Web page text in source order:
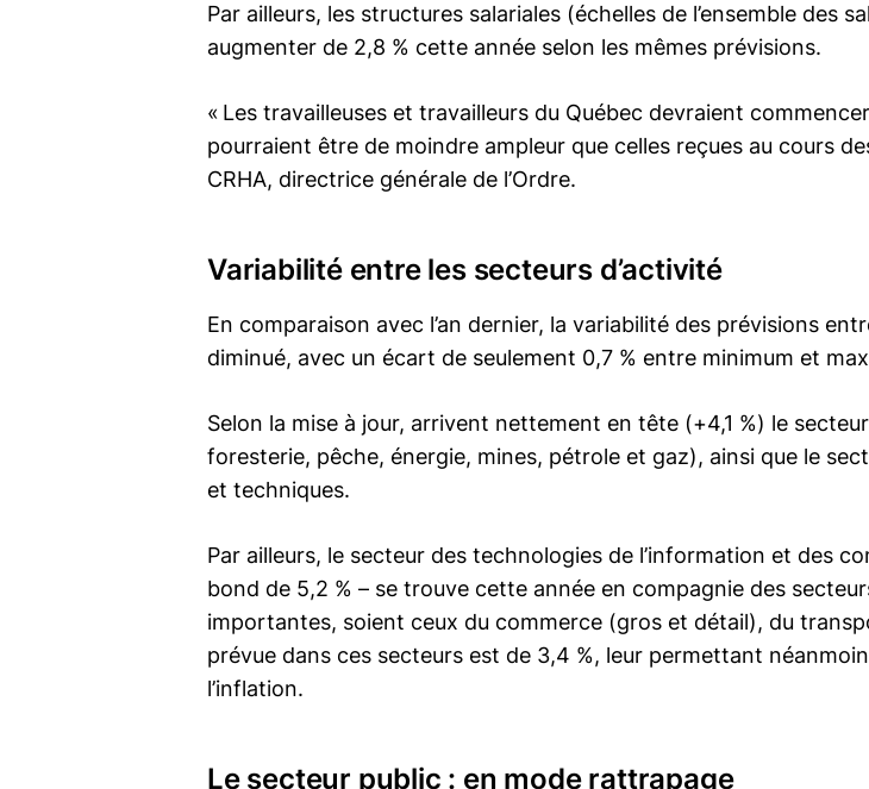
Par ailleurs, les structures salariales (échelles de l’ensemble des
augmenter de 2,8 % cette année selon les mêmes prévisions.
« Les travailleuses et travailleurs du Québec devraient
pourraient être de moindre ampleur que celles reçues au cours
CRHA, directrice générale de l’Ordre.
Variabilité entre les secteurs d’activité
En comparaison avec l’an dernier, la variabilité des prévisions
diminué, avec un écart de seulement 0,7 % entre minimum et
Selon la mise à jour, arrivent nettement en tête (+4,1 %) le
foresterie, pêche, énergie, mines, pétrole et gaz), ainsi que le
et techniques.
Par ailleurs, le secteur des technologies de l’information et des
bond de 5,2 % – se trouve cette année en compagnie des
importantes, soient ceux du commerce (gros et détail), du
prévue dans ces secteurs est de 3,4 %, leur permettant
l’inflation.
Le secteur public : en mode rattrapage